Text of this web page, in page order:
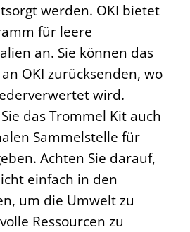
werden. OKI bietet
für leere
an. Sie können das
OKI zurücksenden, wo
wird.
das Trommel Kit auch
Sammelstelle für
Achten Sie darauf,
einfach in den
um die Umwelt zu
Ressourcen zu